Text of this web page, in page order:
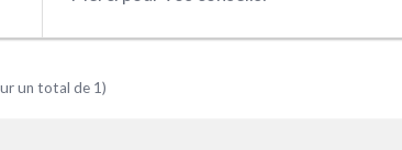
un total de 1)